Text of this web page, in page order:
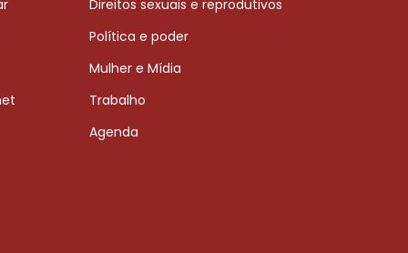
Direitos sexuais e reprodutivos
Política e poder
Mulher e Mídia
Trabalho
Agenda